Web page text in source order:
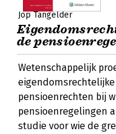
Jop Tangelder
de
Wetenschappelijk
pensioenrechten bij
pensioenregelingen
studie voor wie de